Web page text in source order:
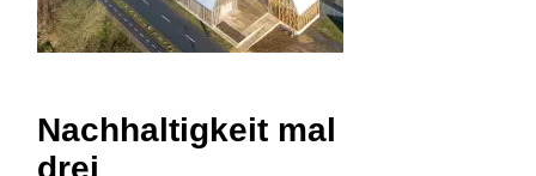
Nachhaltigkeit mal
drei